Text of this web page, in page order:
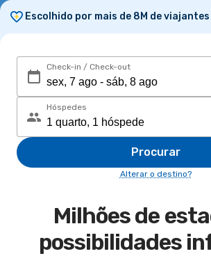
Escolhido por mais de 8M de
Check-in / Check-out
Hóspedes
Procurar
Alterar o destino?
Milhões de
possibilidades